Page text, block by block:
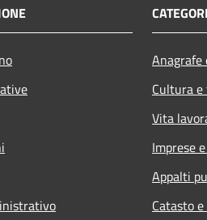
Cultura
Vita
Imprese
Appalti
Catasto